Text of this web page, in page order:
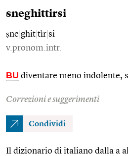
sneghittirsi
ṣne ghit tìr si
v.pronom.intr.
BU diventare meno indolente,
Correzioni e suggerimenti
Condividi
Il dizionario di italiano dalla a